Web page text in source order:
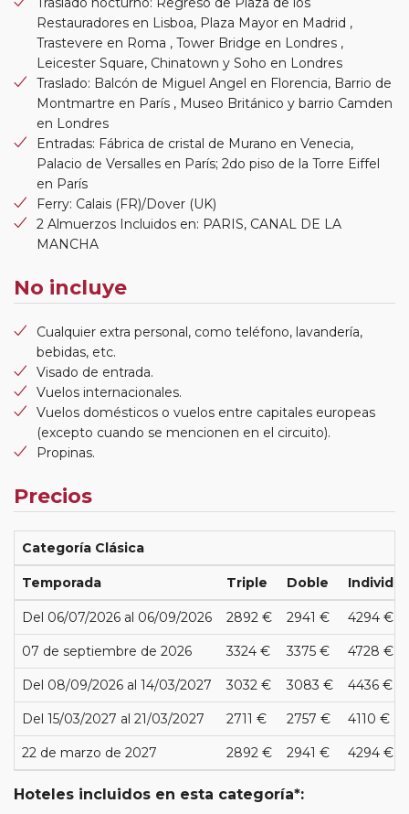
Restauradores en Lisboa, Plaza Mayor en Madrid ,
Trastevere en Roma , Tower Bridge en Londres ,
Leicester Square, Chinatown y Soho en Londres
Traslado: Balcón de Miguel Angel en Florencia, Barrio de
Montmartre en París , Museo Británico y barrio Camden
en Londres
Entradas: Fábrica de cristal de Murano en Venecia,
Palacio de Versalles en París; 2do piso de la Torre Eiffel
en París
Ferry: Calais (FR)/Dover (UK)
2 Almuerzos Incluidos en: PARIS, CANAL DE LA
MANCHA
No incluye
Cualquier extra personal, como teléfono, lavandería,
bebidas, etc.
Visado de entrada.
Vuelos internacionales.
Vuelos domésticos o vuelos entre capitales europeas
(excepto cuando se mencionen en el circuito).
Propinas.
Precios
Categoría Clásica
Temporada Triple Doble
Del 06/07/2026 al 06/09/2026 2892 € 2941 € 4294 €
07 de septiembre de 2026 3324 € 3375 € 4728 €
Del 08/09/2026 al 14/03/2027 3032 € 3083 € 4436 €
Del 15/03/2027 al 21/03/2027 2711 € 2757 € 4110 €
22 de marzo de 2027 2892 € 2941 € 4294 €
Hoteles incluidos en esta categoría*: